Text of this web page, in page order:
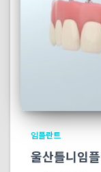
임플란트
울산틀니임